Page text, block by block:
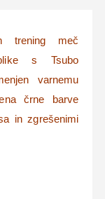
trening meč
s Tsubo
varnemu
črne barve
in zgrešenimi